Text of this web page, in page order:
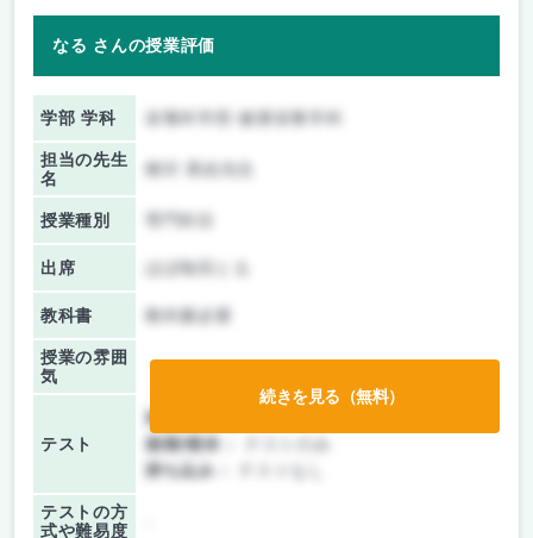
なる さんの授業評価
学部 学科 栄養科学部 健康栄養学科
担当の先生
名
柳沢 香絵先生
授業種別
出席 ほぼ毎回とる
教科書 教科書必要
授業の雰囲
気
テスト
前期/中間：
後期/期末：
持ち込み：
テストの方
式や難易度
続きを見る（無料）